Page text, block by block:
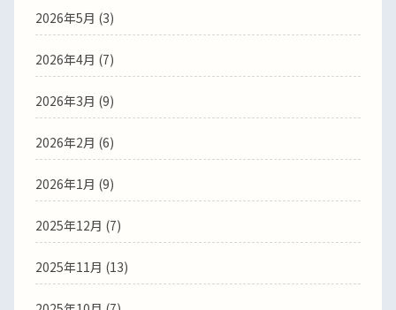
2026年5月 (3)
2026年4月 (7)
2026年3月 (9)
2026年2月 (6)
2026年1月 (9)
2025年12月 (7)
2025年11月 (13)